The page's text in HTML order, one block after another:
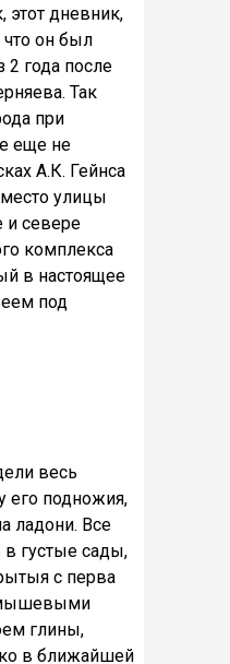
этот дневник,
он был
2 года после
Так
при
еще не
А.К. Гейнса
улицы
и севере
комплекса
в настоящее
под
весь
его подножия,
ладони. Все
в густые сады,
с перва
глины,
в ближайшей